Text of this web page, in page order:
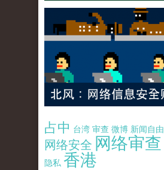
占中 台湾 审查 微博 新闻自由
网络安全 网络审查
隐私 香港